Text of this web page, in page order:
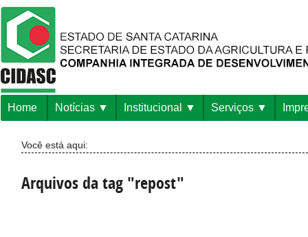
Home Notícias Institucional Serviços
Você está aqui:
Arquivos da tag "repost"